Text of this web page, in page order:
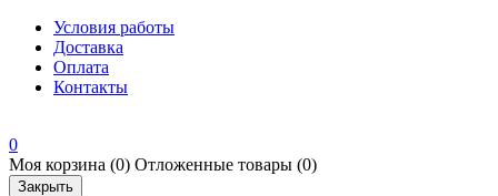
Условия работы
Доставка
Оплата
Контакты
0
Моя корзина (0) Отложенные товары (0)
Закрыть